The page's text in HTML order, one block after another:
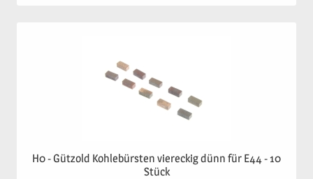
H0 - Gützold Kohlebürsten viereckig dünn für E44 - 10
Stück